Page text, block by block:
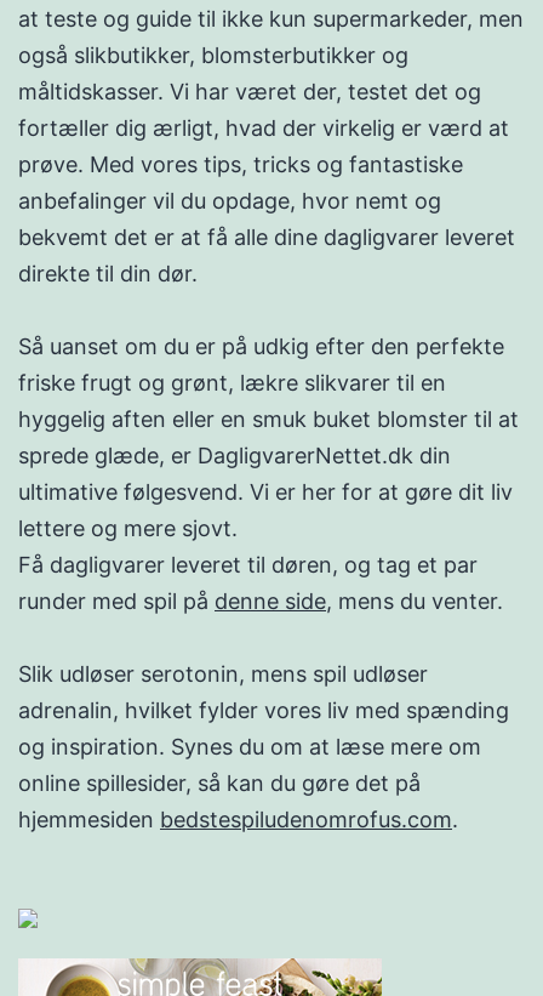
at teste og guide til ikke kun supermarkeder, men
også slikbutikker, blomsterbutikker og
måltidskasser. Vi har været der, testet det og
fortæller dig ærligt, hvad der virkelig er værd at
prøve. Med vores tips, tricks og fantastiske
anbefalinger vil du opdage, hvor nemt og
bekvemt det er at få alle dine dagligvarer leveret
direkte til din dør.
Så uanset om du er på udkig efter den perfekte
friske frugt og grønt, lækre slikvarer til en
hyggelig aften eller en smuk buket blomster til at
sprede glæde, er DagligvarerNettet.dk din
ultimative følgesvend. Vi er her for at gøre dit liv
lettere og mere sjovt.
Få dagligvarer leveret til døren, og tag et par
runder med spil på denne side, mens du venter.
Slik udløser serotonin, mens spil udløser
adrenalin, hvilket fylder vores liv med spænding
og inspiration. Synes du om at læse mere om
online spillesider, så kan du gøre det på
hjemmesiden bedstespiludenomrofus.com.